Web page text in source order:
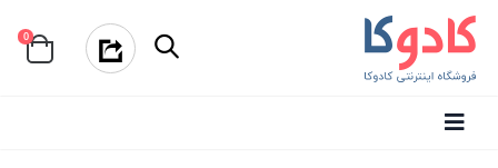
0